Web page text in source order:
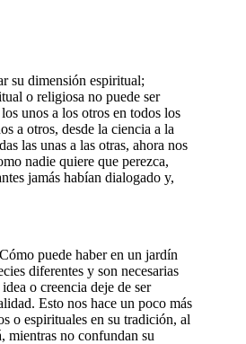
su dimensión espiritual;
o religiosa no puede ser
unos a los otros en todos los
a otros, desde la ciencia a la
las unas a las otras, ahora nos
nadie quiere que perezca,
jamás habían dialogado y,
puede haber en un jardín
diferentes y son necesarias
o creencia deje de ser
Esto nos hace un poco más
o espirituales en su tradición, al
mientras no confundan su